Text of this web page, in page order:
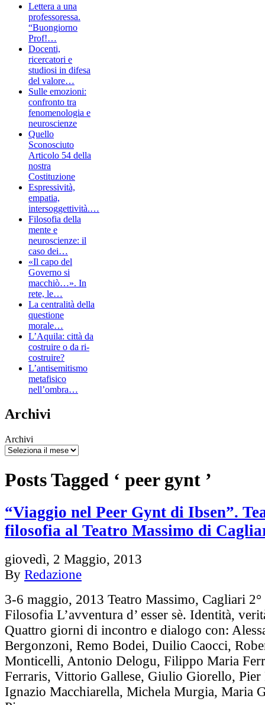
Lettera a una
professoressa.
“Buongiorno
Prof!…
Docenti,
ricercatori e
studiosi in difesa
del valore…
Sulle emozioni:
confronto tra
fenomenologia e
neuroscienze
Quello
Sconosciuto
Articolo 54 della
nostra
Costituzione
Espressività,
empatia,
intersoggettività.…
Filosofia della
mente e
neuroscienze: il
caso dei…
«Il capo del
Governo si
macchiò…». In
rete, le…
La centralità della
questione
morale…
L’Aquila: città da
costruire o da ri-
costruire?
L’antisemitismo
metafisico
nell’ombra…
Archivi
Archivi
Posts Tagged ‘ peer gynt ’
“Viaggio nel Peer Gynt di Ibsen”.
filosofia al Teatro Massimo di
giovedì, 2 Maggio, 2013
By Redazione
3-6 maggio, 2013 Teatro Massimo, Cagliari
Filosofia L’avventura d’ esser sè. Identità,
Quattro giorni di incontro e dialogo con:
Bergonzoni, Remo Bodei, Duilio Caocci,
Monticelli, Antonio Delogu, Filippo Maria
Ferraris, Vittorio Gallese, Giulio Giorello,
Ignazio Macchiarella, Michela Murgia, Maria